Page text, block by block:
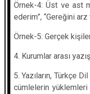
Örnek-4: Üst ve ast
ederim”, “Gereğini
Örnek-5: Gerçek
4. Kurumlar arası
5. Yazıların, Türkçe
cümlelerin yüklemleri